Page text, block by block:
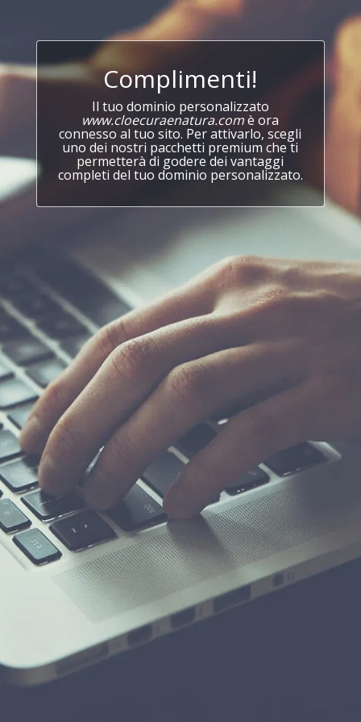
Complimenti!
Il tuo dominio personalizzato
www.cloecuraenatura.comè ora
connesso al tuo sito. Per attivarlo, scegli
uno dei nostri pacchetti premium che ti
permetterà di godere dei vantaggi
completi del tuo dominio personalizzato.